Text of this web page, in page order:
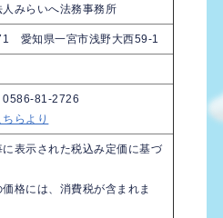
みらいへ法務事務所
愛知県一宮市浅野大西59-1
81-2726
ちらより
に表示された税込み定価に基づ
格には、消費税が含まれま